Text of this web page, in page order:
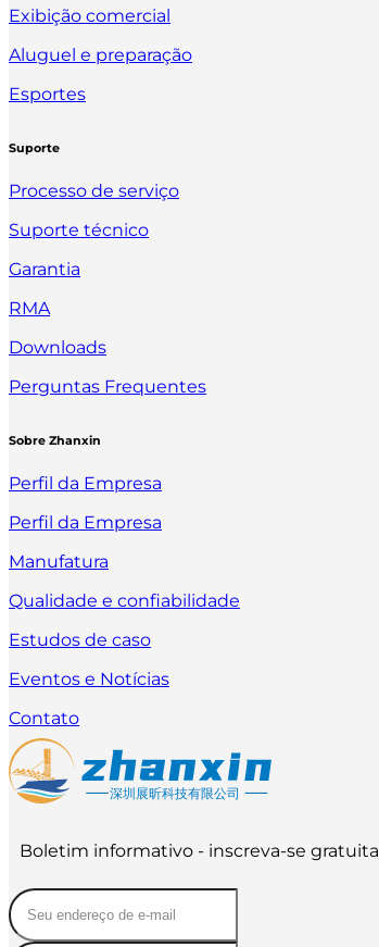
Exibição comercial
Aluguel e preparação
Esportes
Suporte
Processo de serviço
Suporte técnico
Garantia
RMA
Downloads
Perguntas Frequentes
Sobre Zhanxin
Perfil da Empresa
Perfil da Empresa
Manufatura
Qualidade e confiabilidade
Estudos de caso
Eventos e Notícias
Contato
Boletim informativo - inscreva-se